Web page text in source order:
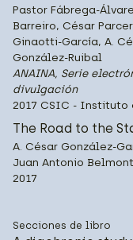
Pastor Fábrega-
Barreiro, César
Ginaotti-García, A.
González-Ruibal
ANAINA, Serie
divulgación
2017 CSIC -
The Road to the
A. César González-
Juan Antonio
2017
Secciones de libro